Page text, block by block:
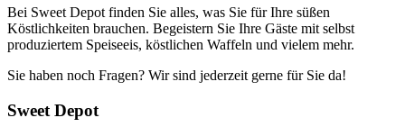
Bei Sweet Depot finden Sie alles, was Sie für Ihre süßen
Köstlichkeiten brauchen. Begeistern Sie Ihre Gäste mit selbst
produziertem Speiseeis, köstlichen Waffeln und vielem mehr.
Sie haben noch Fragen? Wir sind jederzeit gerne für Sie da!
Sweet Depot